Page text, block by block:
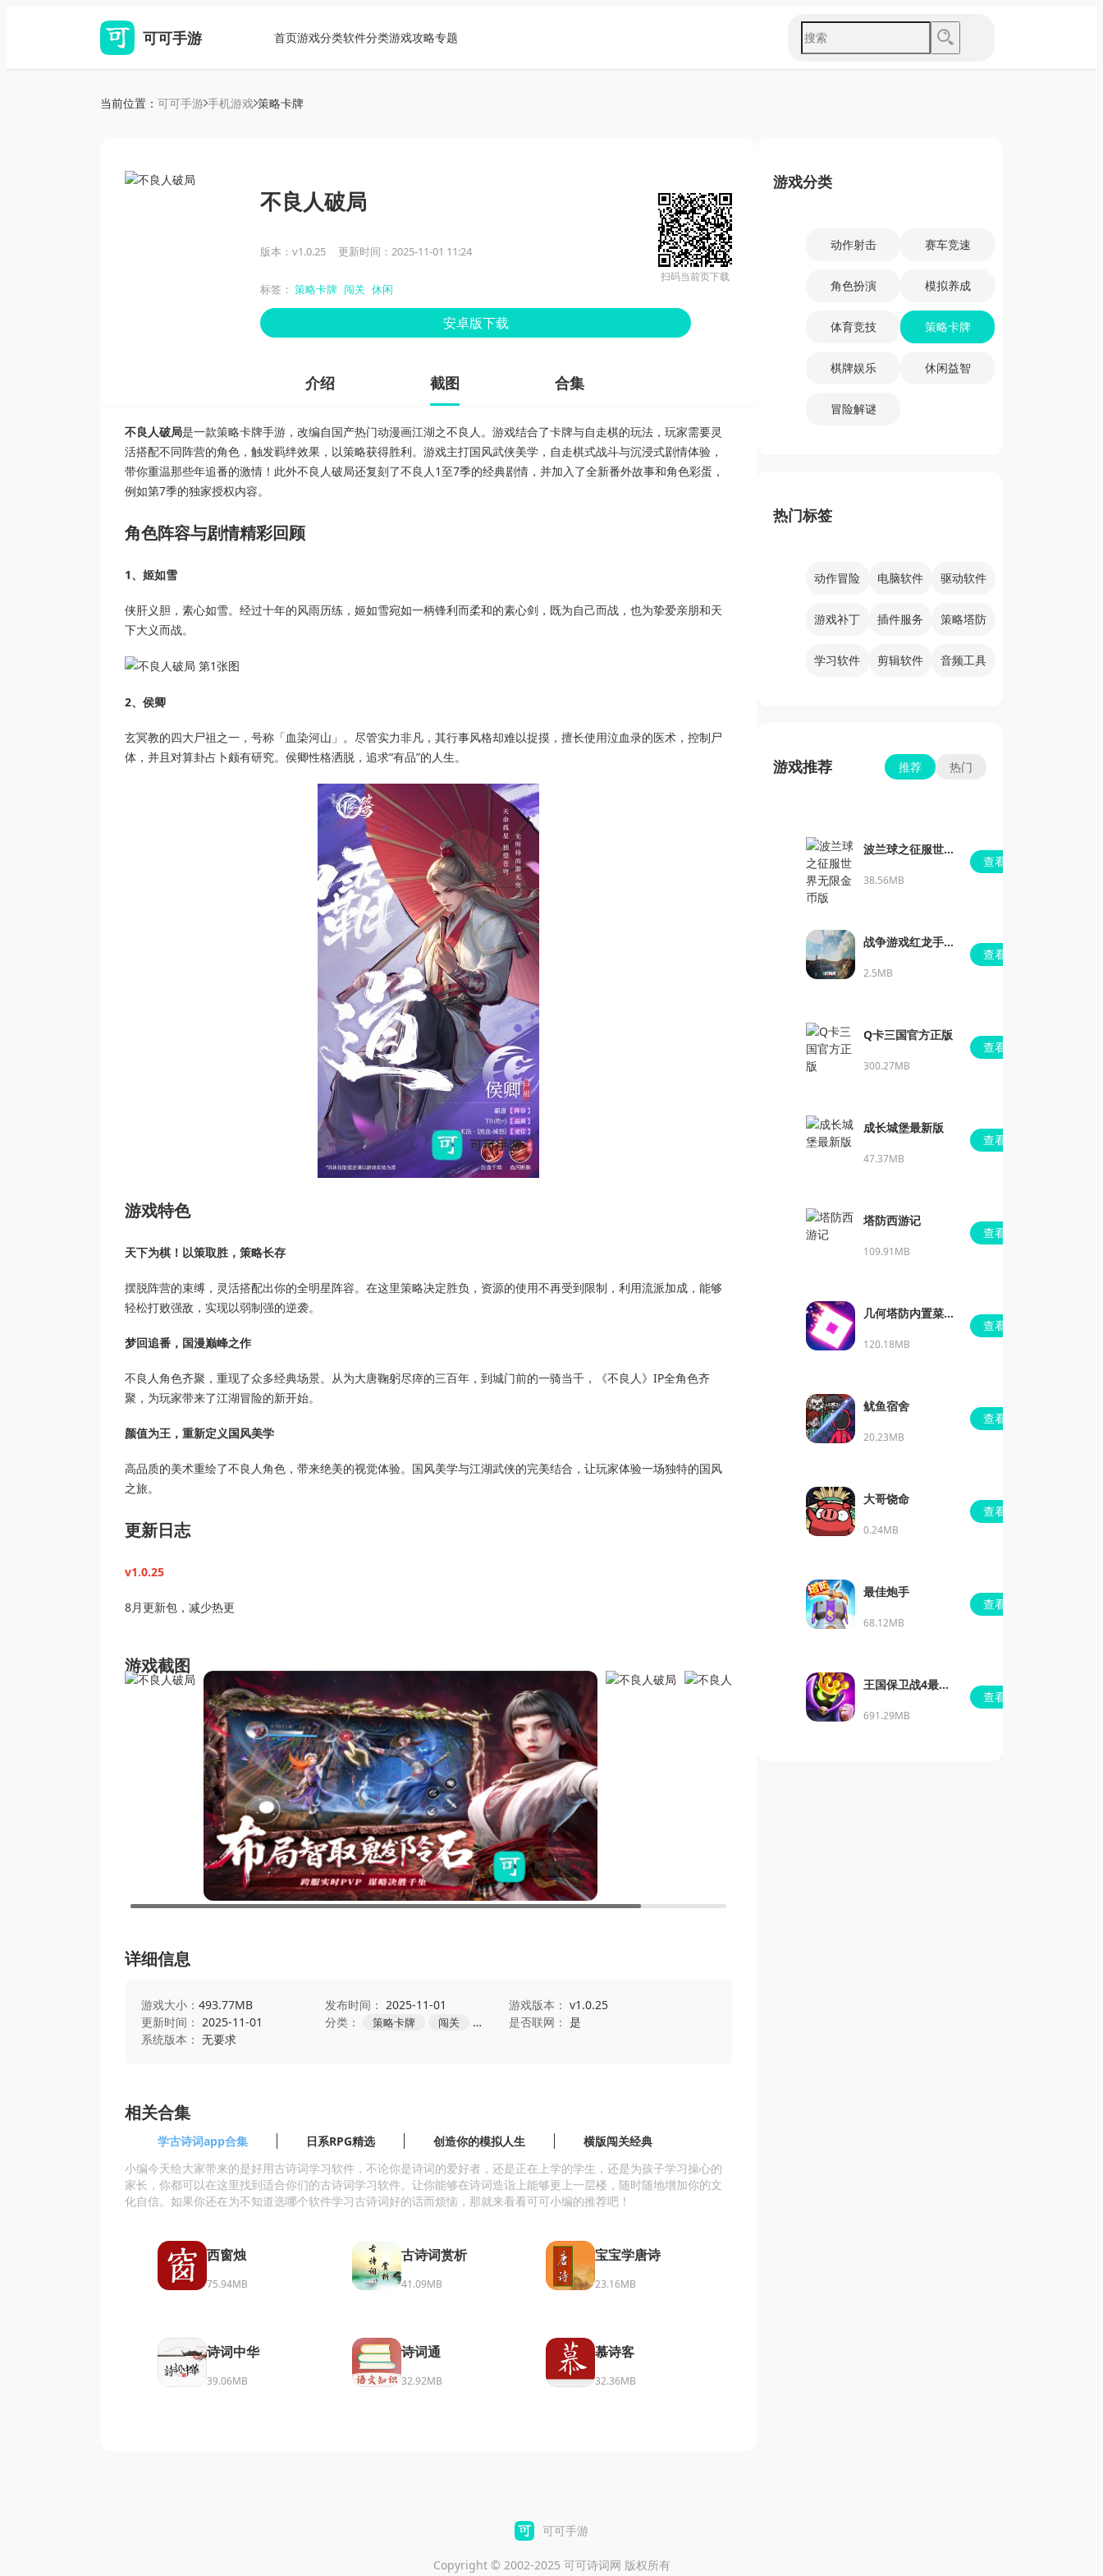
可可手游 首页游戏分类软件分类游戏攻略专题
当前位置： 可可手游 手机游戏 策略卡牌
不良人破局
版本：v1.0.25 更新时间：2025-11-01 11:24
标签： 策略卡牌 闯关 休闲
安卓版下载
扫码当前页下载
介绍 截图 合集
不良人破局是一款策略卡牌手游，改编自国产热门动漫画江湖之不良人。游戏结合了卡牌与自走棋的玩法，玩家需要灵
活搭配不同阵营的角色，触发羁绊效果，以策略获得胜利。游戏主打国风武侠美学，自走棋式战斗与沉浸式剧情体验，
带你重温那些年追番的激情！此外不良人破局还复刻了不良人1至7季的经典剧情，并加入了全新番外故事和角色彩蛋，
例如第7季的独家授权内容。
角色阵容与剧情精彩回顾
1、姬如雪
侠肝义胆，素心如雪。经过十年的风雨历练，姬如雪宛如一柄锋利而柔和的素心剑，既为自己而战，也为挚爱亲朋和天
下大义而战。
2、侯卿
玄冥教的四大尸祖之一，号称「血染河山」。尽管实力非凡，其行事风格却难以捉摸，擅长使用泣血录的医术，控制尸
体，并且对算卦占卜颇有研究。侯卿性格洒脱，追求“有品”的人生。
游戏特色
天下为棋！以策取胜，策略长存
摆脱阵营的束缚，灵活搭配出你的全明星阵容。在这里策略决定胜负，资源的使用不再受到限制，利用流派加成，能够
轻松打败强敌，实现以弱制强的逆袭。
梦回追番，国漫巅峰之作
不良人角色齐聚，重现了众多经典场景。从为大唐鞠躬尽瘁的三百年，到城门前的一骑当千，《不良人》IP全角色齐
聚，为玩家带来了江湖冒险的新开始。
颜值为王，重新定义国风美学
高品质的美术重绘了不良人角色，带来绝美的视觉体验。国风美学与江湖武侠的完美结合，让玩家体验一场独特的国风
之旅。
更新日志
v1.0.25
8月更新包，减少热更
游戏截图
详细信息
游戏大小： 493.77MB 发布时间： 2025-11-01 游戏版本： v1.0.25
更新时间： 2025-11-01 分类： 策略卡牌 闯关 是否联网： 是
系统版本： 无要求
相关合集
学古诗词app合集 日系RPG精选 创造你的模拟人生
横版闯关经典
小编今天给大家带来的是好用古诗词学习软件，不论你是诗词的爱好者，还是正在上学的学生，还是为孩子学习操心的
家长，你都可以在这里找到适合你们的古诗词学习软件。让你能够在诗词造诣上能够更上一层楼，随时随地增加你的文
化自信。如果你还在为不知道选哪个软件学习古诗词好的话而烦恼，那就来看看可可小编的推荐吧！
西窗烛
75.94MB
古诗词赏析
41.09MB
宝宝学唐诗
23.16MB
诗词中华
39.06MB
诗词通
32.92MB
慕诗客
32.36MB
游戏分类
动作射击 赛车竞速
角色扮演 模拟养成
体育竞技 策略卡牌
棋牌娱乐 休闲益智
冒险解谜
热门标签
动作冒险 电脑软件 驱动软件
游戏补丁 插件服务 策略塔防
学习软件 剪辑软件 音频工具
游戏推荐 推荐 热门
波兰球之征服世界
无限金币版
38.56MB
查看
战争游戏红龙手机
版
2.5MB
查看
Q卡三国官方正版
300.27MB
查看
成长城堡最新版
47.37MB
查看
塔防西游记
109.91MB
查看
几何塔防内置菜单
版
120.18MB
查看
鱿鱼宿舍
20.23MB
查看
大哥饶命
0.24MB
查看
最佳炮手
68.12MB
查看
王国保卫战4最新
dlc下载
691.29MB
查看
可可手游
Copyright © 2002-2025 可可诗词网 版权所有